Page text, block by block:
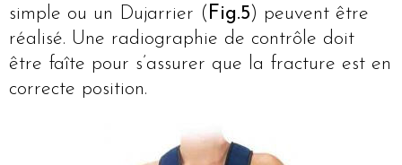
simple ou un Dujarrier ( Fig.5) peuvent être
réalisé. Une radiographie de contrôle doit
être faîte pour s’assurer que la fracture est en
correcte position.